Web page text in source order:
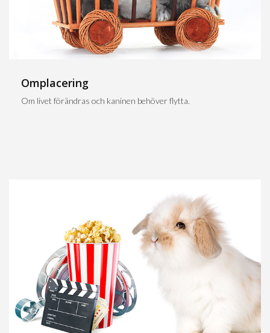
Omplacering
Om livet förändras och kaninen behöver flytta.